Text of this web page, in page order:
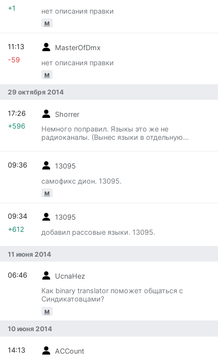
нет описания правки
м
+1
MasterOfDmx
нет описания правки
м
11:13
-59
29 октября 2014
Shorrer
Немного поправил. Языкы это же не
радиоканалы. (Вынес языки в отдельную
17:26
+596
13095
самофикс дион. 13095.
м
09:36
13095
добавил рассовые языки. 13095.
09:34
+612
11 июня 2014
UcnaHez
Как binary translator поможет общаться с
Синдикатовцами?
м
06:46
10 июня 2014
ACCount
14:13